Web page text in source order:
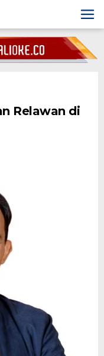
Relawan di